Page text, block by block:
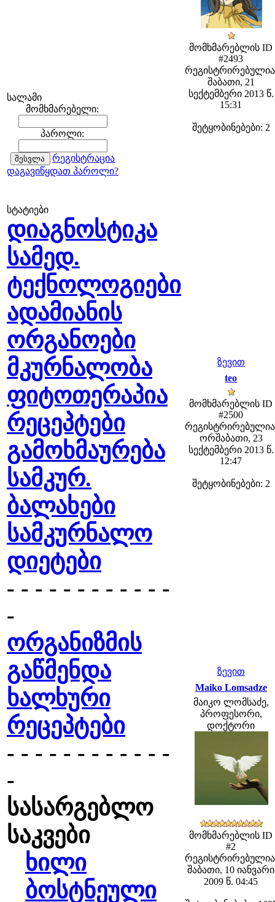
სალამი
მომხმარებელი:
პაროლი:
რეგისტრაცია
დაგავიწყდათ პაროლი?
სტატიები
დიაგნოსტიკა
სამედ.
ტექნოლოგიები
ადამიანის
ორგანოები
მკურნალობა
ფიტოთერაპია
რეცეპტები
გამოხმაურება
სამკურ.
ბალახები
სამკურნალო
დიეტები
- - - - - - - - - - - -
-
ორგანიზმის
გაწმენდა
ხალხური
რეცეპტები
- - - - - - - - - - - -
-
სასარგებლო
საკვები
ხილი
ბოსტნეული
მომხმარებლის ID
#2493
შაბათი, 21
სექტემბერი 2013 წ.
15:31
შეტყობინებები: 2
ზევით
teo
მომხმარებლის ID
#2500
ორშაბათი, 23
სექტემბერი 2013 წ.
12:47
შეტყობინებები: 2
ზევით
Maiko Lomsadze
მაიკო ლომსაძე,
პროფესორი,
დოქტორი
მომხმარებლის ID
#2
შაბათი, 10 იანვარი
2009 წ. 04:45